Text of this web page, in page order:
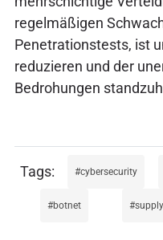
regelmäßigen
Penetrationstests, ist
reduzieren und der
Bedrohungen
cybersecurity
botnet